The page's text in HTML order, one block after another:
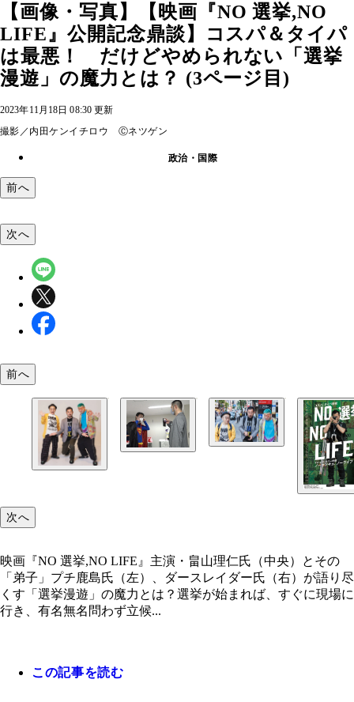
【画像・写真】【映画『NO 選挙,NO
LIFE』公開記念鼎談】コスパ＆タイパ
は最悪！ だけどやめられない「選挙
漫遊」の魔力とは？ (3ページ目)
2023年11月18日 08:30 更新
撮影／内田ケンイチロウ Ⓒネツゲン
政治・国際
前へ
映画『NO 選挙,NO LIFE』主演・畠山理仁氏（中
その「弟子」プチ鹿島氏（左）、ダースレイダー氏
（右）が語り尽くす「選挙漫遊」の魔力とは？
2022年の参院選の候補者のひとりである「スマイ
選挙を野次馬的に楽しむ3人から、楽しい政治談議
次へ
前へ
次へ
映画『NO 選挙,NO LIFE』主演・畠山理仁氏（中央）とその
「弟子」プチ鹿島氏（左）、ダースレイダー氏（右）が語り尽
くす「選挙漫遊」の魔力とは？選挙が始まれば、すぐに現場に
行き、有名無名問わず立候...
この記事を読む